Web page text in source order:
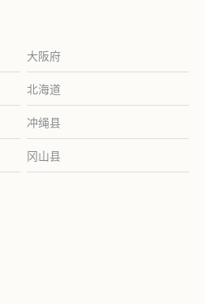
大阪府
北海道
冲绳县
冈山县